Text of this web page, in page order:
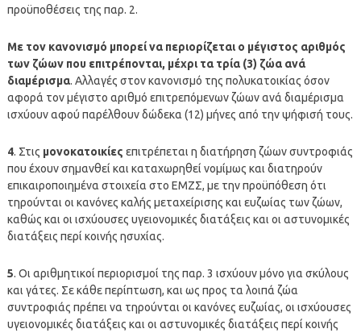
προϋποθέσεις της παρ. 2.
Με τον κανονισμό μπορεί να περιορίζεται ο μέγιστος αριθμός
των ζώων που επιτρέπονται, μέχρι τα τρία (3) ζώα ανά
διαμέρισμα. Αλλαγές στον κανονισμό της πολυκατοικίας όσον
αφορά τον μέγιστο αριθμό επιτρεπόμενων ζώων ανά διαμέρισμα
ισχύουν αφού παρέλθουν δώδεκα (12) μήνες από την ψήφισή τους.
4. Στις μονοκατοικίες επιτρέπεται η διατήρηση ζώων συντροφιάς
που έχουν σημανθεί και καταχωρηθεί νομίμως και διατηρούν
επικαιροποιημένα στοιχεία στο ΕΜΖΣ, με την προϋπόθεση ότι
τηρούνται οι κανόνες καλής μεταχείρισης και ευζωίας των ζώων,
καθώς και οι ισχύουσες υγειονομικές διατάξεις και οι αστυνομικές
διατάξεις περί κοινής ησυχίας.
5. Οι αριθμητικοί περιορισμοί της παρ. 3 ισχύουν μόνο για σκύλους
και γάτες. Σε κάθε περίπτωση, και ως προς τα λοιπά ζώα
συντροφιάς πρέπει να τηρούνται οι κανόνες ευζωίας, οι ισχύουσες
υγειονομικές διατάξεις και οι αστυνομικές διατάξεις περί κοινής